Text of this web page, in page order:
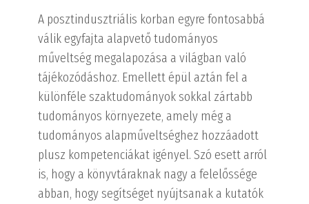
A posztindusztriális korban egyre fontosabbá
válik egyfajta alapvető tudományos
műveltség megalapozása a világban való
tájékozódáshoz. Emellett épül aztán fel a
különféle szaktudományok sokkal zártabb
tudományos környezete, amely még a
tudományos alapműveltséghez hozzáadott
plusz kompetenciákat igényel. Szó esett arról
is, hogy a könyvtáraknak nagy a felelőssége
abban, hogy segítséget nyújtsanak a kutatók